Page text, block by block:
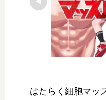
はたらく細胞マッ